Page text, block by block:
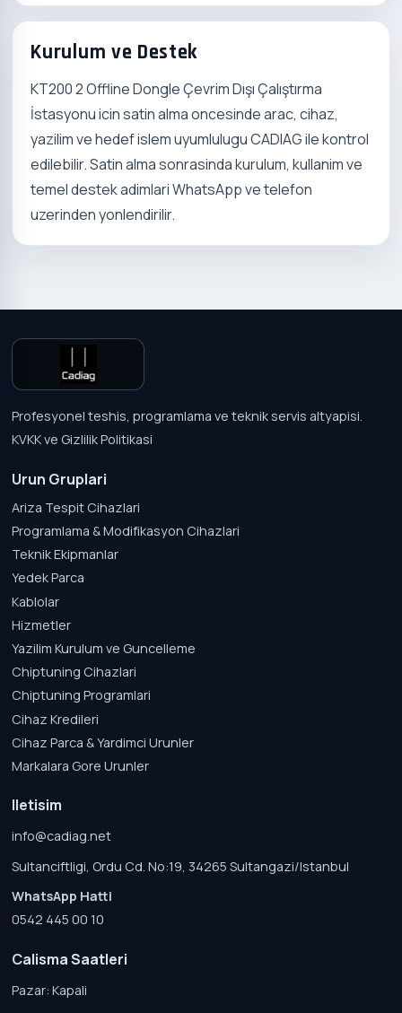
Kurulum ve Destek
KT200 2 Offline Dongle Çevrim Dışı Çalıştırma
İstasyonu icin satin alma oncesinde arac, cihaz,
yazilim ve hedef islem uyumlulugu CADIAG ile kontrol
edilebilir. Satin alma sonrasinda kurulum, kullanim ve
temel destek adimlari WhatsApp ve telefon
uzerinden yonlendirilir.
Profesyonel teshis, programlama ve teknik servis altyapisi.
KVKK ve Gizlilik Politikasi
Urun Gruplari
Ariza Tespit Cihazlari
Programlama & Modifikasyon Cihazlari
Teknik Ekipmanlar
Yedek Parca
Kablolar
Hizmetler
Yazilim Kurulum ve Guncelleme
Chiptuning Cihazlari
Chiptuning Programlari
Cihaz Kredileri
Cihaz Parca & Yardimci Urunler
Markalara Gore Urunler
Iletisim
info@cadiag.net
Sultanciftligi, Ordu Cd. No:19, 34265 Sultangazi/Istanbul
WhatsApp Hatti
0542 445 00 10
Calisma Saatleri
Pazar: Kapali